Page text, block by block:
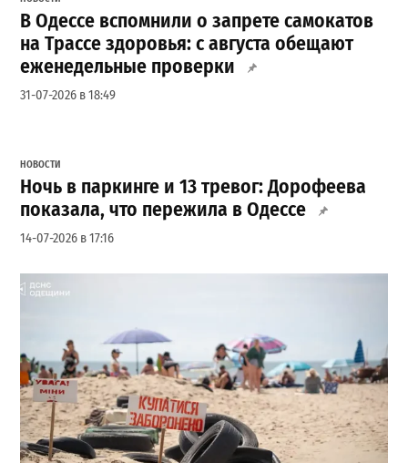
В Одессе вспомнили о запрете самокатов
на Трассе здоровья: с августа обещают
еженедельные проверки
31-07-2026 в 18:49
НОВОСТИ
Ночь в паркинге и 13 тревог: Дорофеева
показала, что пережила в Одессе
14-07-2026 в 17:16